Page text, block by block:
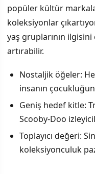
popüler kültür
koleksiyonlar
yaş gruplarının
artırabilir.
Nostaljik öğeler:
insanın
Geniş hedef kitle:
Scooby-Doo
Toplayıcı değeri:
koleksiyonculuk